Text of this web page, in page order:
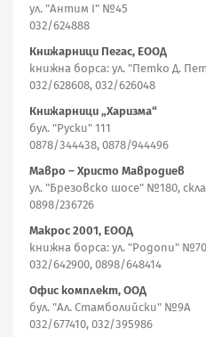
ул. "Антим I" №45
032/624888
Книжарници Пегас, ЕООД
книжна борса: ул. "Петко Д.
032/628608, 032/626048
Книжарници „Харизма“
бул. "Руски" 111
0878/344438, 0878/944496
Мавро – Христо Мавродиев
ул. "Брезовско шосе" №180,
0898/236726
Макрос 2001, ЕООД
книжна борса: ул. "Родопи" №70
032/642900, 0898/648414
Офис комплект, ООД
бул. "Ал. Стамболийски" №9А
032/677410, 032/395986